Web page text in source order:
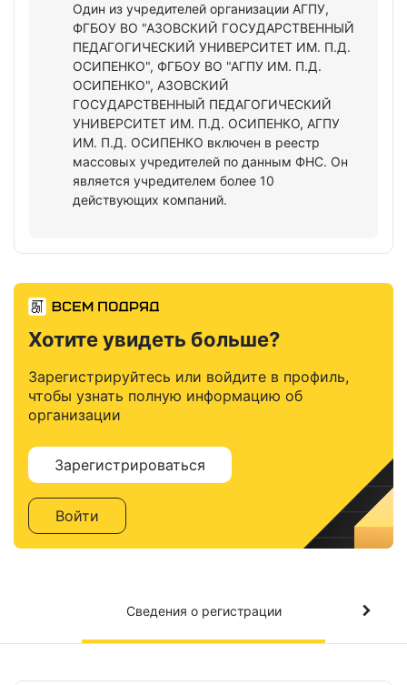
Один из учредителей организации АГПУ,
ФГБОУ ВО "АЗОВСКИЙ ГОСУДАРСТВЕННЫЙ
ПЕДАГОГИЧЕСКИЙ УНИВЕРСИТЕТ ИМ. П.Д.
ОСИПЕНКО", ФГБОУ ВО "АГПУ ИМ. П.Д.
ОСИПЕНКО", АЗОВСКИЙ
ГОСУДАРСТВЕННЫЙ ПЕДАГОГИЧЕСКИЙ
УНИВЕРСИТЕТ ИМ. П.Д. ОСИПЕНКО, АГПУ
ИМ. П.Д. ОСИПЕНКО включен в реестр
массовых учредителей по данным ФНС. Он
является учредителем более 10
действующих компаний.
Хотите увидеть больше?
Зарегистрируйтесь или войдите в профиль,
чтобы узнать полную информацию об
организации
Зарегистрироваться
Войти
Сведения о регистрации